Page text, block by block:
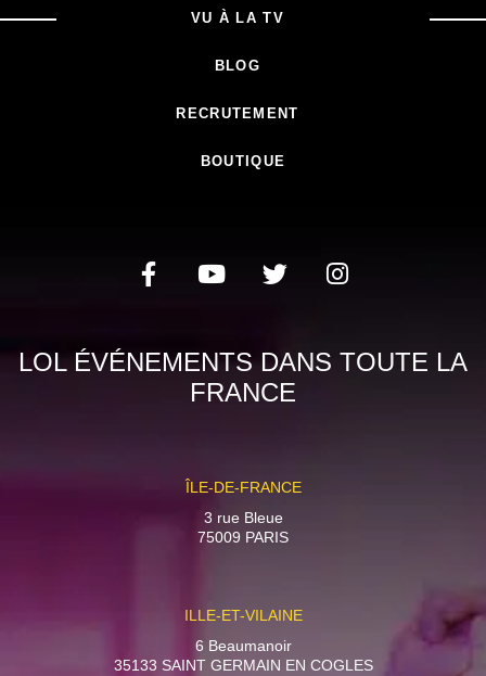
VU À LA TV
BLOG
RECRUTEMENT
BOUTIQUE
LOL ÉVÉNEMENTS DANS TOUTE LA
FRANCE
ÎLE-DE-FRANCE
3 rue Bleue
75009 PARIS
ILLE-ET-VILAINE
6 Beaumanoir
35133 SAINT GERMAIN EN COGLES